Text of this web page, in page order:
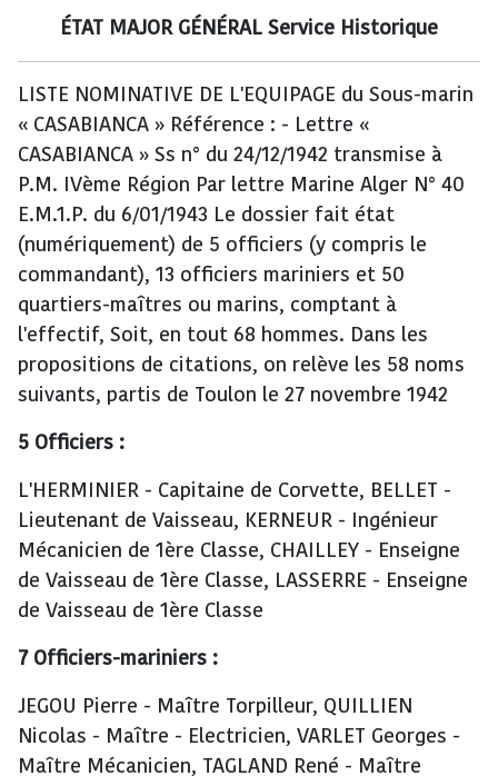
ÉTAT MAJOR GÉNÉRAL Service Historique
LISTE NOMINATIVE DE L'EQUIPAGE du Sous-marin
« CASABIANCA » Référence : - Lettre «
CASABIANCA » Ss n° du 24/12/1942 transmise à
P.M. IVème Région Par lettre Marine Alger N° 40
E.M.1.P. du 6/01/1943 Le dossier fait état
(numériquement) de 5 officiers (y compris le
commandant), 13 officiers mariniers et 50
quartiers-maîtres ou marins, comptant à
l'effectif, Soit, en tout 68 hommes. Dans les
propositions de citations, on relève les 58 noms
suivants, partis de Toulon le 27 novembre 1942
5 Officiers :
L'HERMINIER - Capitaine de Corvette, BELLET -
Lieutenant de Vaisseau, KERNEUR - Ingénieur
Mécanicien de 1ère Classe, CHAILLEY - Enseigne
de Vaisseau de 1ère Classe, LASSERRE - Enseigne
de Vaisseau de 1ère Classe
7 Officiers-mariniers :
JEGOU Pierre - Maître Torpilleur, QUILLIEN
Nicolas - Maître - Electricien, VARLET Georges -
Maître Mécanicien, TAGLAND René - Maître